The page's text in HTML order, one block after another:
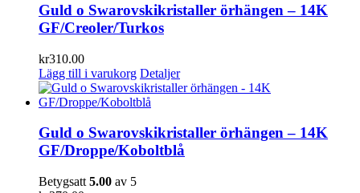
Guld o Swarovskikristaller örhängen – 14K
GF/Creoler/Turkos
kr310.00
Lägg till i varukorg Detaljer
Guld o Swarovskikristaller örhängen – 14K
GF/Droppe/Koboltblå
Betygsatt 5.00 av 5